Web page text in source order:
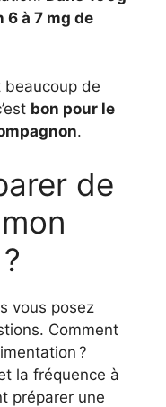
6 à 7 mg de
beaucoup de
bon pour le
.
de
vous posez
Comment
?
la fréquence à
préparer une